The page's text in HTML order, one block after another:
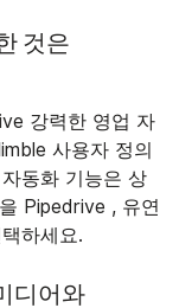
것은
강력한 영업 자
사용자 정의
동화 기능은 상
Pipedrive , 유연
하세요.
디어와